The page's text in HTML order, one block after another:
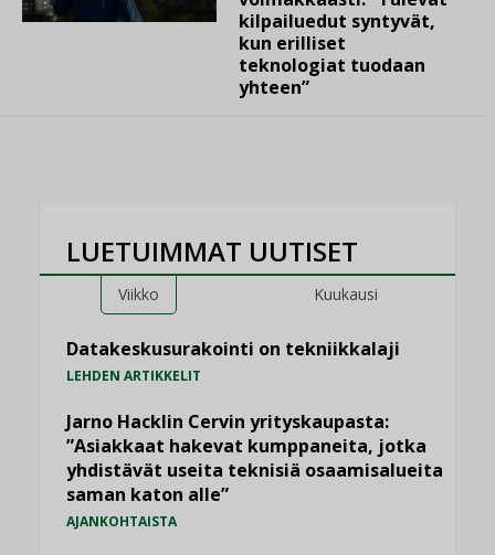
kilpailuedut syntyvät,
kun erilliset
teknologiat tuodaan
yhteen”
LUETUIMMAT UUTISET
Viikko Kuukausi
Datakeskusurakointi on tekniikkalaji
LEHDEN ARTIKKELIT
Jarno Hacklin Cervin yrityskaupasta:
”Asiakkaat hakevat kumppaneita, jotka
yhdistävät useita teknisiä osaamisalueita
saman katon alle”
AJANKOHTAISTA